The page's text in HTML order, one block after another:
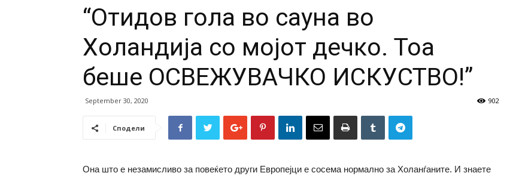
“Отидов гола во сауна во
Холандија со мојот дечко. Тоа
беше ОСВЕЖУВАЧКО ИСКУСТВО!”
September 30, 2020 902
Сподели
Она што е незамисливо за повеќето други Европејци е сосема нормално за Холанѓаните. И знаете